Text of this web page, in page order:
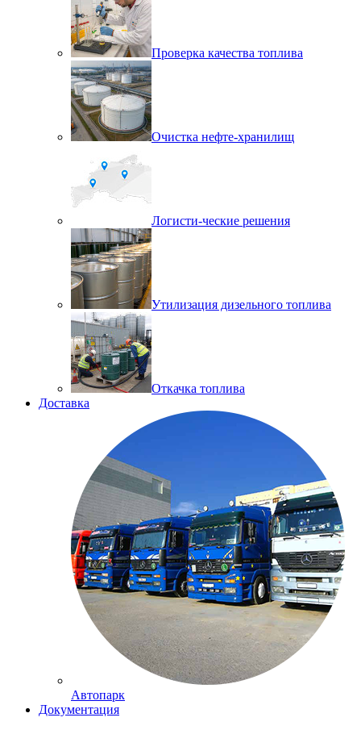
Проверка качества топлива
Очистка нефте-хранилищ
Логисти-ческие решения
Утилизация дизельного топлива
Откачка топлива
Доставка
Автопарк
Документация